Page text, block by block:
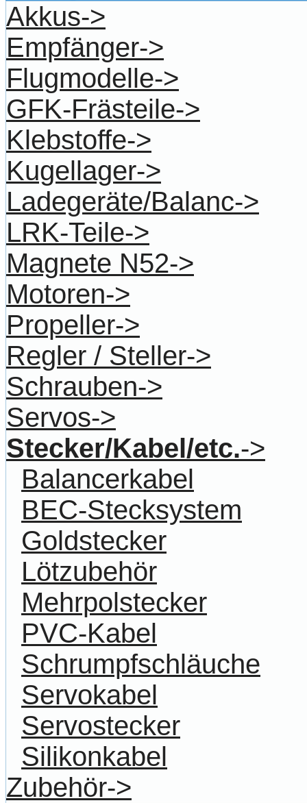
Akkus->
Empfänger->
Flugmodelle->
GFK-Frästeile->
Klebstoffe->
Kugellager->
Ladegeräte/Balanc->
LRK-Teile->
Magnete N52->
Motoren->
Propeller->
Regler / Steller->
Schrauben->
Servos->
Stecker/Kabel/etc.->
Balancerkabel
BEC-Stecksystem
Goldstecker
Lötzubehör
Mehrpolstecker
PVC-Kabel
Schrumpfschläuche
Servokabel
Servostecker
Silikonkabel
Zubehör->